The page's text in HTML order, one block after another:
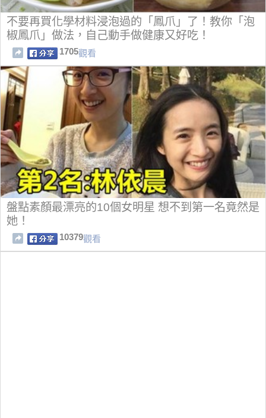
不要再買化學材料浸泡過的「鳳爪」了！教你「泡
椒鳳爪」做法，自己動手做健康又好吃！
1705觀看
盤點素顏最漂亮的10個女明星 想不到第一名竟然是
她！
10379觀看